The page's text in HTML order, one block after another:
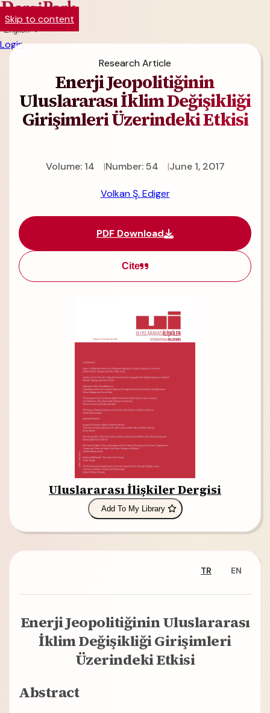
English
Login
Research Article
Enerji Jeopolitiğinin
Uluslararası İklim Değişikliği
Girişimleri Üzerindeki Etkisi
Volume: 14 Number: 54 June 1, 2017
Volkan Ş. Ediger
PDF Download
Cite
Uluslararası İlişkiler Dergisi
Add To My Library
Skip to content
TR EN
Enerji Jeopolitiğinin Uluslararası
İklim Değişikliği Girişimleri
Üzerindeki Etkisi
Abstract